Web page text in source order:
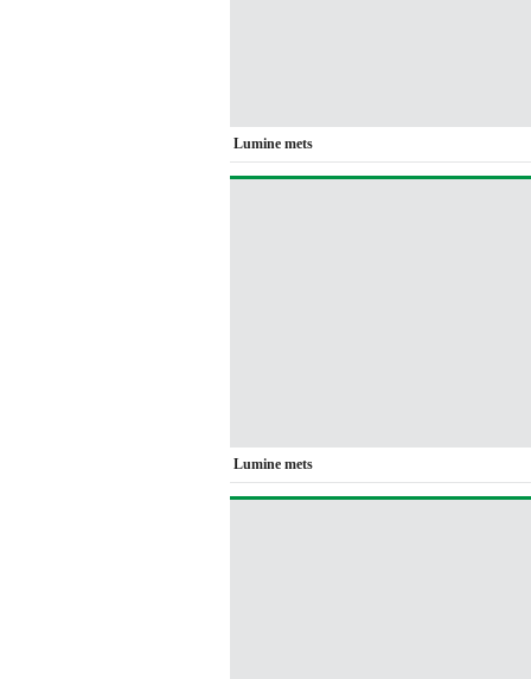
Lumine mets
Lumine mets